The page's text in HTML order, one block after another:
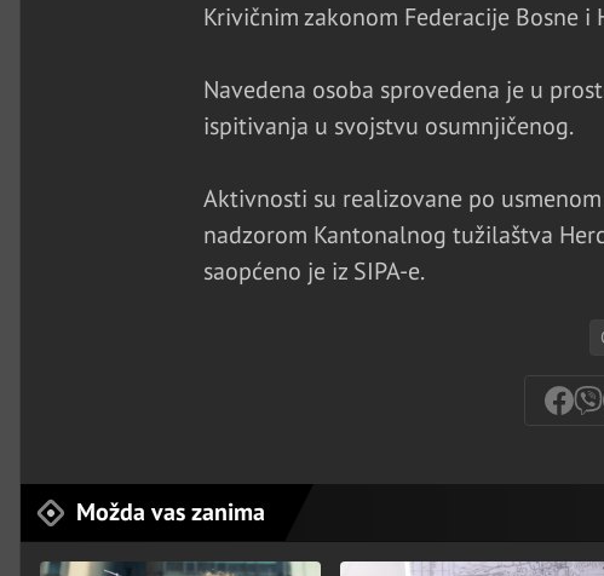
Krivičnim zakonom Federacije Bosne i
Navedena osoba sprovedena je u
ispitivanja u svojstvu osumnjičenog.
Aktivnosti su realizovane po
nadzorom Kantonalnog tužilaštva
saopćeno je iz SIPA-e.
Možda vas zanima